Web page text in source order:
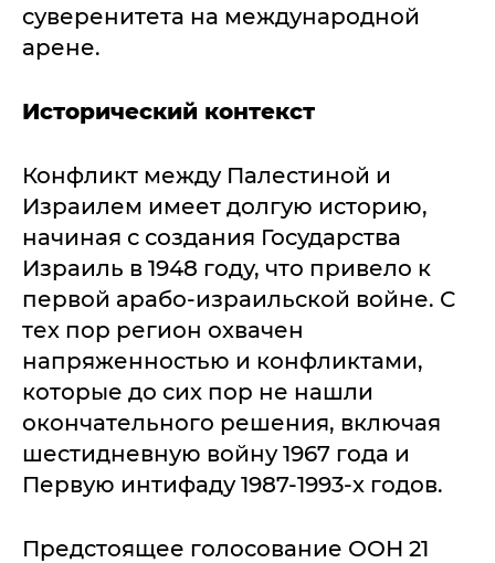
суверенитета на международной
арене.
Исторический контекст
Конфликт между Палестиной и
Израилем имеет долгую историю,
начиная с создания Государства
Израиль в 1948 году, что привело к
первой арабо-израильской войне. С
тех пор регион охвачен
напряженностью и конфликтами,
которые до сих пор не нашли
окончательного решения, включая
шестидневную войну 1967 года и
Первую интифаду 1987-1993-х годов.
Предстоящее голосование ООН 21